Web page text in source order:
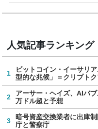
人気記事ランキング
1
ビットコイン・イーサリ
型的な兆候」＝クリプトク
2
アーサー・ヘイズ、AIバ
万ドル超と予想
3
暗号資産交換業者に出庫
庁と警察庁